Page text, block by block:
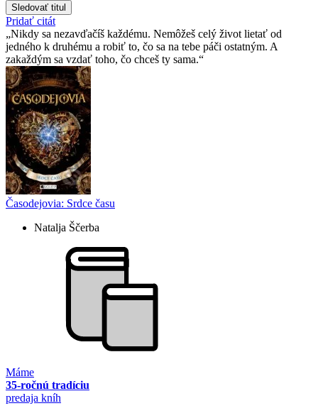
Sledovať titul
Pridať citát
Nikdy sa nezavďačíš každému. Nemôžeš celý život lietať od
jedného k druhému a robiť to, čo sa na tebe páči ostatným. A
zakaždým sa vzdať toho, čo chceš ty sama.
Časodejovia: Srdce času
Natalja Ščerba
Máme
35-ročnú tradíciu
predaja kníh